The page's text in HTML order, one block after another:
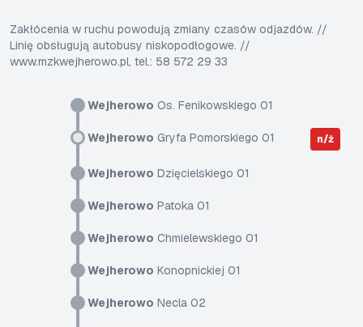
Wejherowo Os. Fenikowskiego 01
Wejherowo Gryfa Pomorskiego 01 n/ż
Wejherowo Dzięcielskiego 01
Wejherowo Patoka 01
Wejherowo Chmielewskiego 01
Wejherowo Konopnickiej 01
Wejherowo Necla 02
Zakłócenia w ruchu powodują zmiany czasów odjazdów. //
Linię obsługują autobusy niskopodłogowe. //
www.mzkwejherowo.pl, tel.: 58 572 29 33